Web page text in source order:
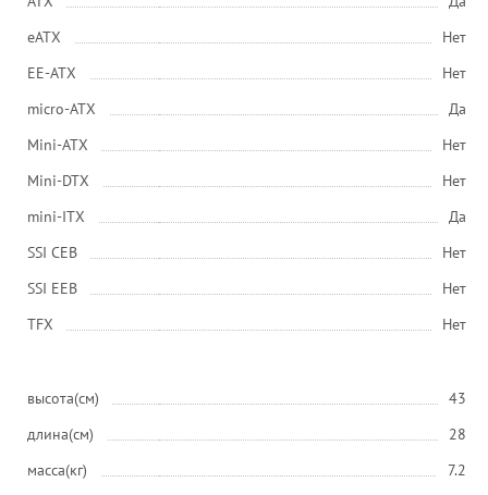
eATX
Нет
EE-ATX
Нет
micro-ATX
Да
Mini-ATX
Нет
Mini-DTX
Нет
mini-ITX
Да
SSI CEB
Нет
SSI EEB
Нет
ТFХ
Нет
высота(см)
43
длина(см)
28
масса(кг)
7.2